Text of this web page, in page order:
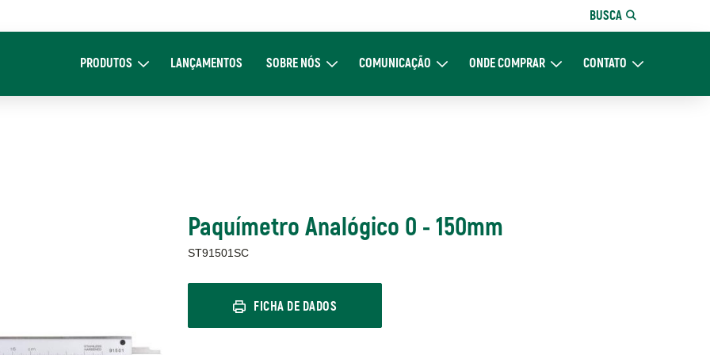
BUSCA
PRODUTOSExpand ProdutosLANÇAMENTOS SOBRE NÓSExpand Sobre NósCOMUNICAÇÃOExpand ComunicaçãoONDE COMPRARExpand Onde Comprar
CONTATOExpand Contato
Paquímetro Analógico 0 - 150mm
ST91501SC
FICHA DE DADOS